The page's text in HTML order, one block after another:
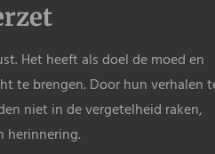
Het heeft als doel de moed en
te brengen. Door hun verhalen
niet in de vergetelheid raken,
herinnering.